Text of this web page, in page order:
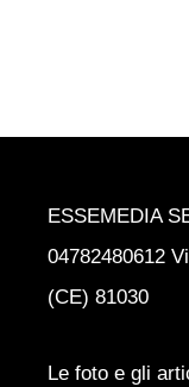
ESSEMEDIA
04782480612
(CE) 81030
Le foto e gli